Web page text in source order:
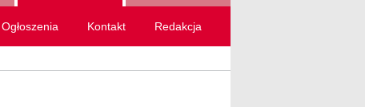
Ogłoszenia Kontakt Redakcja